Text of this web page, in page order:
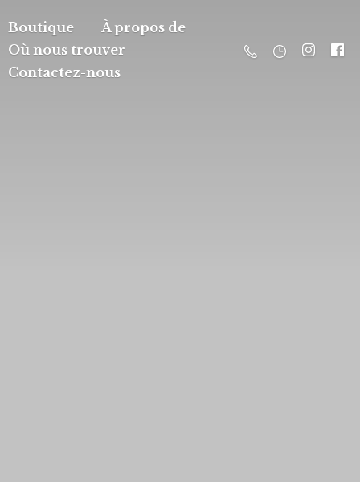
Boutique
À propos de
Où nous trouver
Contactez-nous